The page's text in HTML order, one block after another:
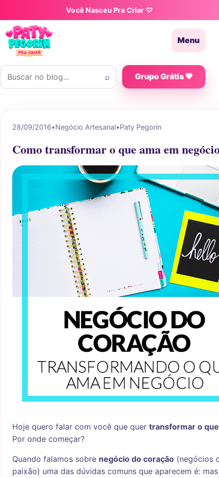
Pular para o conteúdoVocê Nasceu Pra Criar ♡
Menu
Buscar por:
⌕ Grupo Grátis 💗
28/09/2016•Negócio Artesanal•Paty Pegorin
Como transformar o que ama em
Hoje quero falar com você que quer transformar o
Por onde começar?
Quando falamos sobre negócio do coração (negócios
paixão) uma das dúvidas comuns que aparecem é: